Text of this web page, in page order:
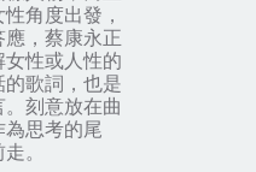
角度出發，
，蔡康永正
性或人性的
歌詞，也是
刻意放在曲
思考的尾
。